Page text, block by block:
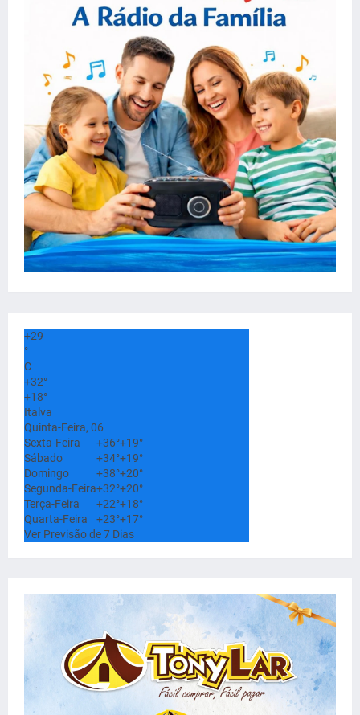
+29
°
C
+32°
+18°
Italva
Quinta-Feira, 06
Sexta-Feira
+36°+19°
Sábado
+34°+19°
Domingo
+38°+20°
Segunda-Feira+32°+20°
Terça-Feira
+22°+18°
Quarta-Feira
+23°+17°
Ver Previsão de 7 Dias